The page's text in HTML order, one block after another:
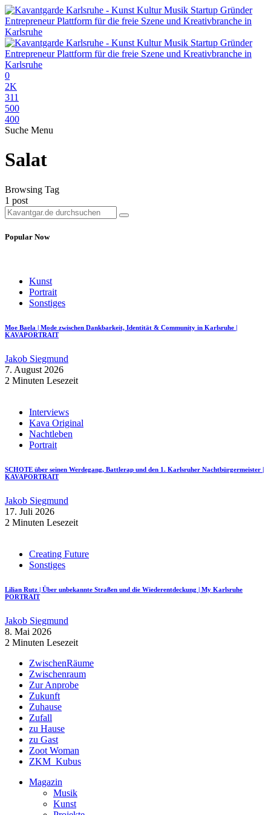
0
2K
311
500
400
Suche Menu
Salat
Browsing Tag
1 post
Popular Now
Kunst
Portrait
Sonstiges
Moe Baela | Mode zwischen Dankbarkeit, Identität & Community in Karlsruhe |
KAVAPORTRAIT
Jakob Siegmund
7. August 2026
2 Minuten Lesezeit
Interviews
Kava Original
Nachtleben
Portrait
SCHOTE über seinen Werdegang, Battlerap und den 1. Karlsruher Nachtbürgermeister |
KAVAPORTRAIT
Jakob Siegmund
17. Juli 2026
2 Minuten Lesezeit
Creating Future
Sonstiges
Lilian Rutz | Über unbekannte Straßen und die Wiederentdeckung | My Karlsruhe
PORTRAIT
Jakob Siegmund
8. Mai 2026
2 Minuten Lesezeit
ZwischenRäume
Zwischenraum
Zur Anprobe
Zukunft
Zuhause
Zufall
zu Hause
zu Gast
Zoot Woman
ZKM_Kubus
Magazin
Musik
Kunst